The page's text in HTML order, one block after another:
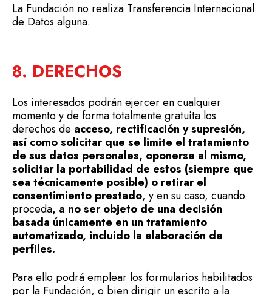
La Fundación no realiza Transferencia Internacional
de Datos alguna.
8. DERECHOS
Los interesados podrán ejercer en cualquier
momento y de forma totalmente gratuita los
derechos de acceso, rectificación y supresión,
así como solicitar que se limite el tratamiento
de sus datos personales, oponerse al mismo,
solicitar la portabilidad de estos (siempre que
sea técnicamente posible) o retirar el
consentimiento prestado, y en su caso, cuando
proceda, a no ser objeto de una decisión
basada únicamente en un tratamiento
automatizado, incluido la elaboración de
perfiles.
Para ello podrá emplear los formularios habilitados
por la Fundación, o bien dirigir un escrito a la